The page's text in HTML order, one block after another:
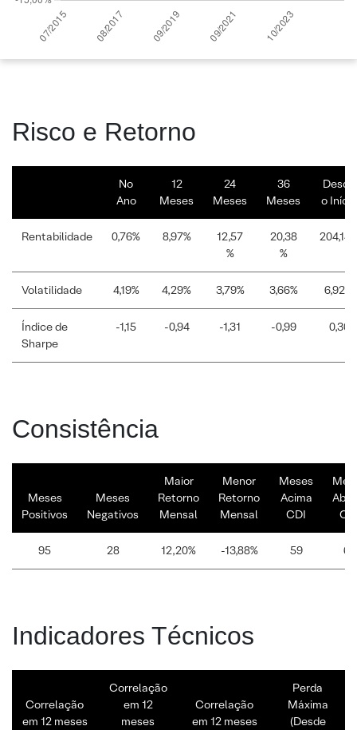
Risco e Retorno
No
Ano
12
Meses
24
Meses
36
Meses
Desde
o Início
Rentabilidade 0,76% 8,97%
12,57
%
20,38
%
Volatilidade 4,19% 4,29% 3,79% 3,66% 6,92%
Índice de
Sharpe
-1,15 -0,94 -1,31 -0,99 0,30
Consistência
Meses
Positivos
Meses
Negativos
Maior
Retorno
Mensal
Menor
Retorno
Mensal
Meses
Acima
CDI
95 28 12,20% -13,88% 59 64
Indicadores Técnicos
Correlação
em 12 meses
Correlação
em 12
meses
Correlação
em 12 meses
Perda
Máxima
(Desde